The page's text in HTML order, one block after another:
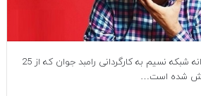
سری سوم مجموعه خندوانه شبکه نسیم به کارگردانی رامبد جوان که از 25